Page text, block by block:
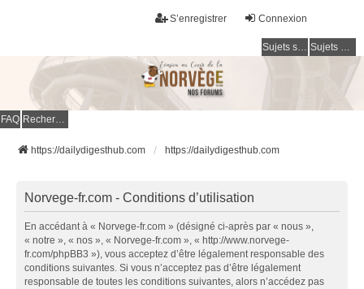
Connexion
S’enregistrer
Sujets sans réponse Sujets actifs
FAQ Rechercher
https://dailydigesthub.com https://dailydigesthub.com
Norvege-fr.com - Conditions d’utilisation
En accédant à « Norvege-fr.com » (désigné ci-après par « nous »,
« notre », « nos », « Norvege-fr.com », « http://www.norvege-
fr.com/phpBB3 »), vous acceptez d’être légalement responsable des
conditions suivantes. Si vous n’acceptez pas d’être légalement
responsable de toutes les conditions suivantes, alors n’accédez pas